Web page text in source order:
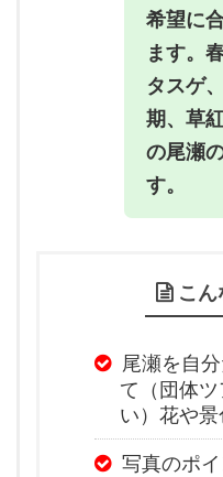
希望に
ます。
タスゲ
期、草
の尾瀬
す。
こ
尾瀬を自
て（団体
い）花や
写真のポ